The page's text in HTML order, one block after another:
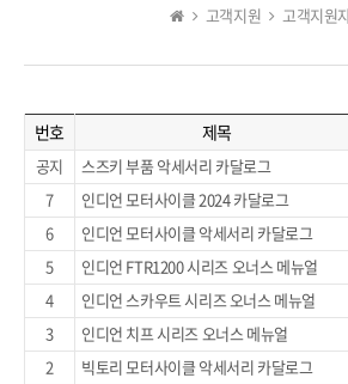
고객지원 고객지원
번호 제목
공지 스즈키 부품 악세서리 카달로그
7
인디언 모터사이클 2024 카달로그
6
인디언 모터사이클 악세서리 카달로그
5
인디언 FTR1200 시리즈 오너스 메뉴얼
4
인디언 스카우트 시리즈 오너스 메뉴얼
3
인디언 치프 시리즈 오너스 메뉴얼
2
빅토리 모터사이클 악세서리 카달로그